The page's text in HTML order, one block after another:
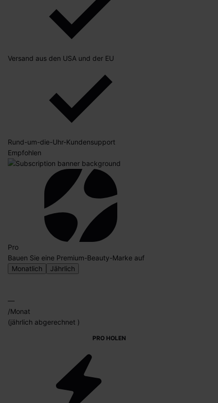
Versand aus den USA und der EU
Rund-um-die-Uhr-Kundensupport
Empfohlen
Pro
Bauen Sie eine Premium-Beauty-Marke auf
Monatlich
Jährlich
—
/Monat
(jährlich abgerechnet )
PRO HOLEN